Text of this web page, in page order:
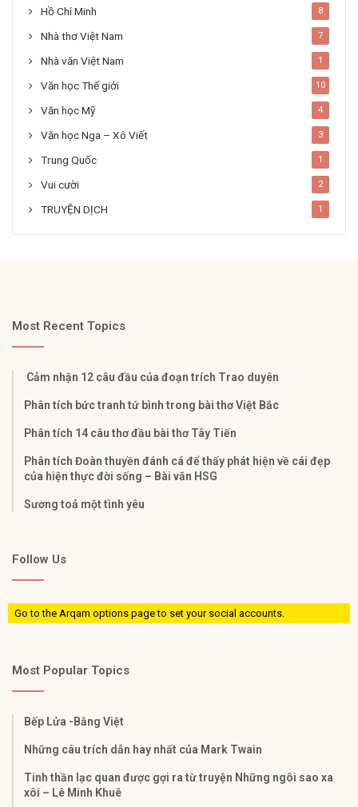
Hồ Chí Minh 8
Nhà thơ Việt Nam 7
Nhà văn Việt Nam 1
Văn học Thế giới 10
Văn học Mỹ 4
Văn học Nga – Xô Viết 3
Trung Quốc 1
Vui cười 2
TRUYỆN DỊCH 1
Most Recent Topics
Cảm nhận 12 câu đầu của đoạn trích Trao duyên
Phân tích bức tranh tứ bình trong bài thơ Việt Bắc
Phân tích 14 câu thơ đầu bài thơ Tây Tiến
Phân tích Đoàn thuyền đánh cá để thấy phát hiện về cái đẹp
của hiện thực đời sống – Bài văn HSG
Sương toả một tình yêu
Follow Us
Go to the Arqam options page to set your social accounts.
Most Popular Topics
Bếp Lửa -Bằng Việt
Những câu trích dẫn hay nhất của Mark Twain
Tinh thần lạc quan được gợi ra từ truyện Những ngôi sao xa
xôi – Lê Minh Khuê